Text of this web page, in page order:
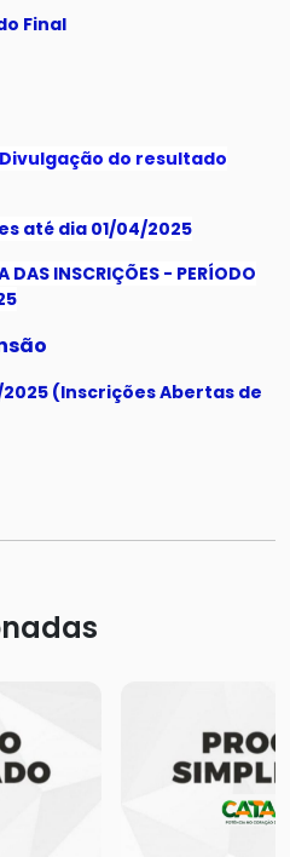
Final
do resultado
até dia 01/04/2025
DAS INSCRIÇÕES - PERÍODO
(Inscrições Abertas de